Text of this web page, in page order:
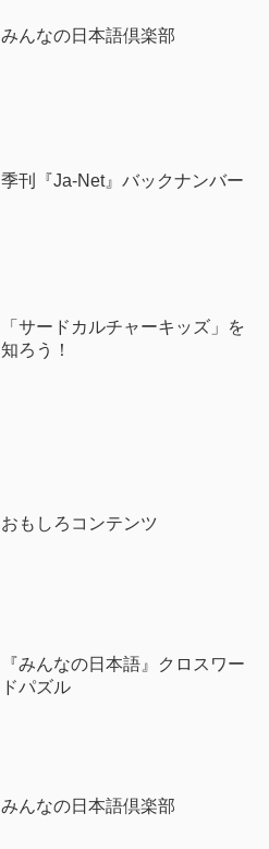
みんなの日本語倶楽部
季刊『Ja-Net』バックナンバー
「サードカルチャーキッズ」を
知ろう！
おもしろコンテンツ
『みんなの日本語』クロスワー
ドパズル
みんなの日本語倶楽部